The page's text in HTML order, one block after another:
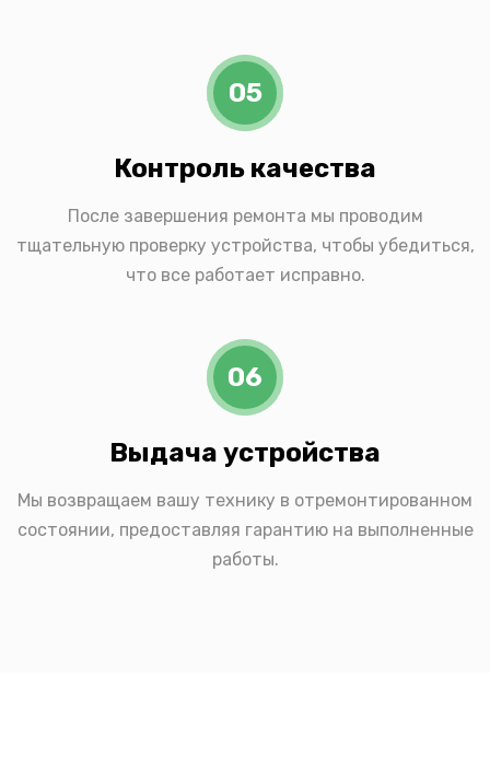
05
Контроль качества
После завершения ремонта мы проводим
тщательную проверку устройства, чтобы убедиться,
что все работает исправно.
06
Выдача устройства
Мы возвращаем вашу технику в отремонтированном
состоянии, предоставляя гарантию на выполненные
работы.